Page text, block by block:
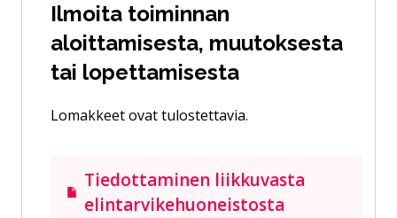
Ilmoita toiminnan
aloittamisesta, muutoksesta
tai lopettamisesta
Lomakkeet ovat tulostettavia.
Tiedottaminen liikkuvasta
elintarvikehuoneistosta